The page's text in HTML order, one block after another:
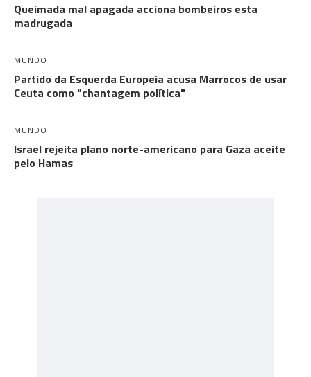
Queimada mal apagada acciona bombeiros esta
madrugada
MUNDO
Partido da Esquerda Europeia acusa Marrocos de usar
Ceuta como "chantagem política"
MUNDO
Israel rejeita plano norte-americano para Gaza aceite
pelo Hamas